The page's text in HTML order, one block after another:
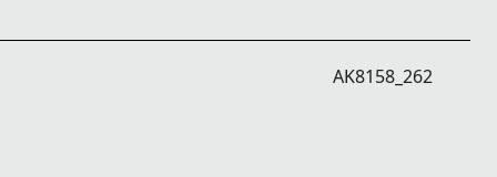
AK8158_262